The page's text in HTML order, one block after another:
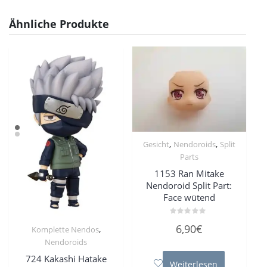
Ähnliche Produkte
Komplette Nendos,
Nendoroids
724 Kakashi Hatake
Gesicht, Nendoroids, Split
Parts
1153 Ran Mitake
Nendoroid Split Part:
Face wütend
mit
5
6,90€
Weiterlesen